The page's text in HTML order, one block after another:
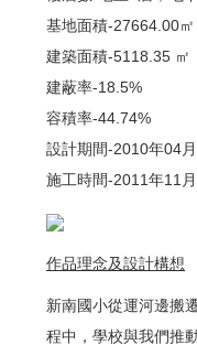
基地面積-27664.00㎡
建築面積-5118.35 ㎡
建蔽率-18.5%
容積率-44.74%
設計期間-2010年04
施工時間-2011年11
作品理念及設計構想
新南國小從運河邊搬
程中，學校與我們推